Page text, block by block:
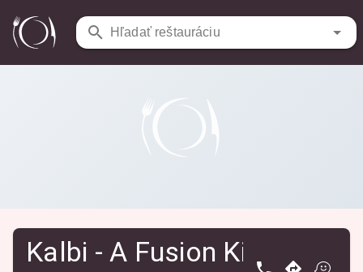
Hľadať reštauráciu
Reštaurácie / Kalbi - A Fusion Kitchen
Kalbi - A Fusion Kitchen